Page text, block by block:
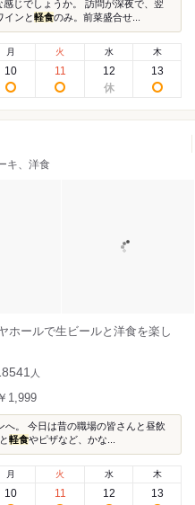
感じでしょうか。 訪問が深夜で、翌
インと軽食のみ。前菜盛合せ...
月
10
火
11
水
12
木
13
キ、洋食
ールで生ビールと洋食を楽し
人
1,999
へ。 今日は昔の職場の皆さんと昼飲
軽食やピザなど、かな...
月
10
火
11
水
12
木
13